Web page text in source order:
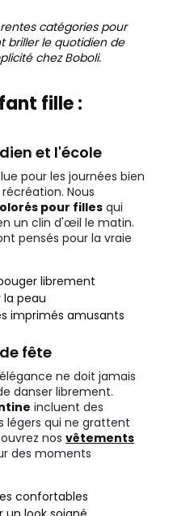
catégories pour
briller le quotidien de
chez Boboli.
fille :
et l'école
pour les journées bien
Nous
pour filles qui
un clin d'œil le matin.
pensés pour la vraie
librement
la peau
imprimés amusants
fête
ne doit jamais
danser librement.
incluent des
légers qui ne grattent
nos vêtements
des moments
confortables